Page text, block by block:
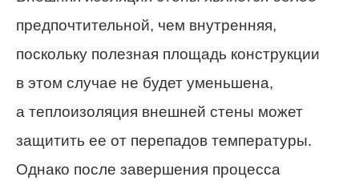
предпочтительной, чем внутренняя,
поскольку полезная площадь конструкции
в этом случае не будет уменьшена,
а теплоизоляция внешней стены может
защитить ее от перепадов температуры.
Однако после завершения процесса